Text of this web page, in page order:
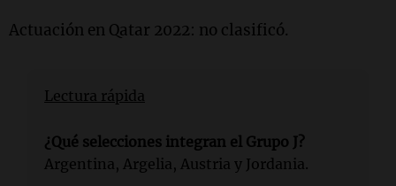
Actuación en Qatar 2022: no clasificó.
Lectura rápida
¿Qué selecciones integran el Grupo J?
Argentina, Argelia, Austria y Jordania.